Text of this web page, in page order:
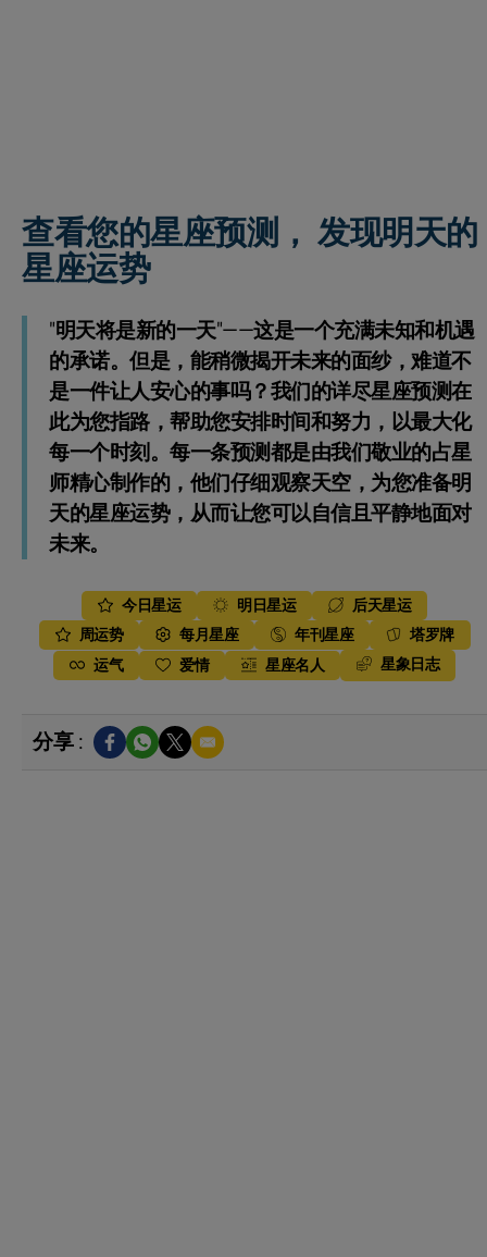
查看您的星座预测， 发现明天的
星座运势
"明天将是新的一天"——这是一个充满未知和机遇
的承诺。但是，能稍微揭开未来的面纱，难道不
是一件让人安心的事吗？我们的详尽星座预测在
此为您指路，帮助您安排时间和努力，以最大化
每一个时刻。每一条预测都是由我们敬业的占星
师精心制作的，他们仔细观察天空，为您准备明
天的星座运势，从而让您可以自信且平静地面对
未来。
今日星运 明日星运
后天星运
周运势
每月星座 年刊星座
塔罗牌
运气
爱情 星座名人 星象日志
分享 :